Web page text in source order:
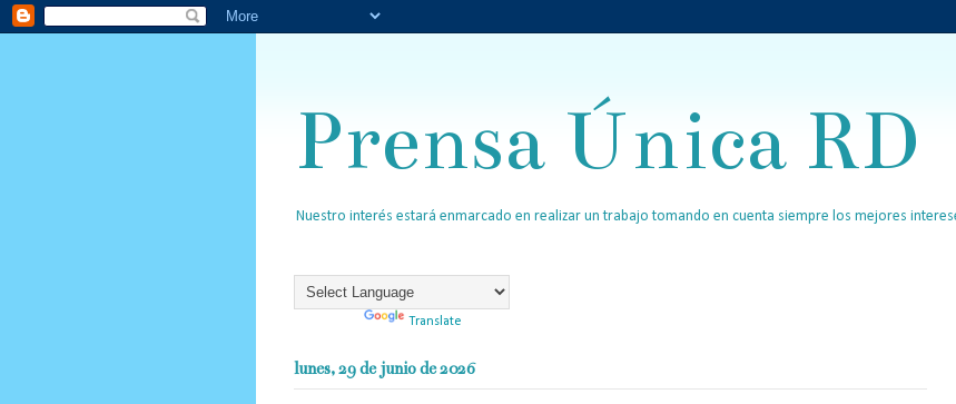
Prensa Única RD
Nuestro interés estará enmarcado en realizar un trabajo tomando en cuenta siempre los mejores
Translate
lunes, 29 de junio de 2026